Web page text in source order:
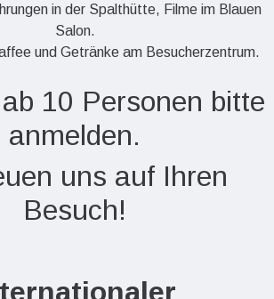
in der Spalthütte, Filme im Blauen
Salon.
und Getränke am Besucherzentrum.
10 Personen bitte
anmelden.
uns auf Ihren
Besuch!